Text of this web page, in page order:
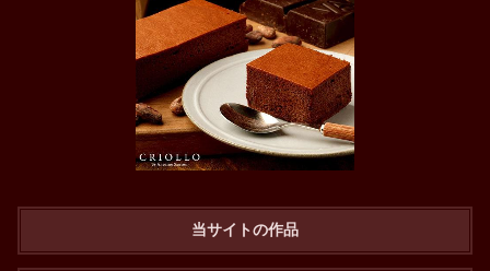
当サイトの作品